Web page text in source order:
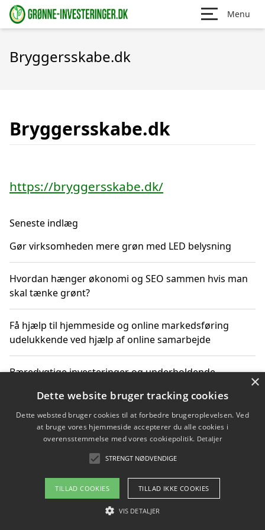
Menu
Bryggersskabe.dk
Bryggersskabe.dk
https://bryggersskabe.dk/
Seneste indlæg
Gør virksomheden mere grøn med LED belysning
Hvordan hænger økonomi og SEO sammen hvis man
skal tænke grønt?
Få hjælp til hjemmeside og online markedsføring
udelukkende ved hjælp af online samarbejde
Bæredygtige investeringer og underholdende
Sådan kan online møder for virksomheder fremme
grønne investeringer
Copyright 2026 - Pilanto Aps
Om / kontakt
×
Dette website bruger tracking cookies
Dette websted bruger cookies til at forbedre brugeroplevelsen. Ved
at bruge vores hjemmeside accepterer du alle cookies i
overensstemmelse med vores cookiepolitik. Detaljer
STRENGT NØDVENDIGE
TILLAD COOKIES TILLAD IKKE COOKIES
VIS DETALJER